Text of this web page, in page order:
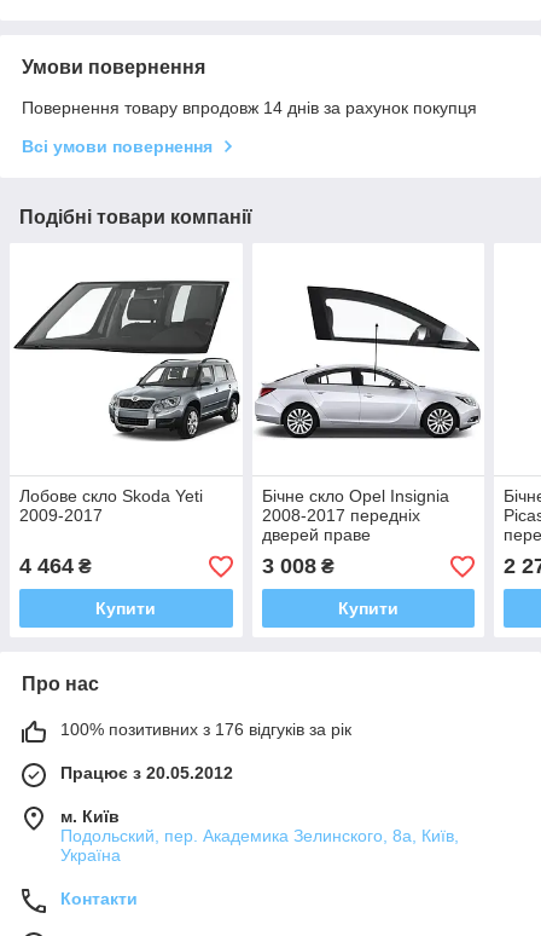
Умови повернення
Повернення товару впродовж 14 днів за рахунок покупця
Всі умови повернення
Подібні товари компанії
Лобове скло Skoda Yeti
2009-2017
4 464 ₴
Купити
Бічне скло Opel Insignia
2008-2017 передніх
дверей праве
3 008₴
Купити
2
Про нас
100% позитивних з 176 відгуків за рік
Працює з 20.05.2012
м. Київ
Подольский, пер. Академика Зелинского, 8а, Київ,
Україна
Контакти